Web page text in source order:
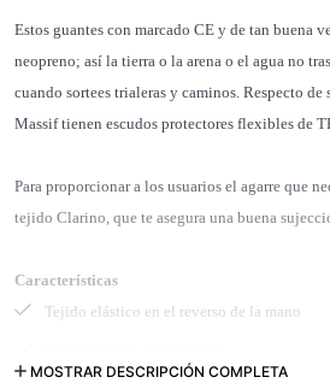
Estos guantes con marcado CE y de tan buena
neopreno; así la tierra o la arena o el agua no
cuando sortees trialeras y caminos. Respecto de
Massif tienen escudos protectores flexibles de
Para proporcionar a los usuarios el agarre que
tejido Clarino, que te asegura una buena
Características
Tejido elástico en el reverso de la mano
MOSTRAR DESCRIPCIÓN COMPLETA